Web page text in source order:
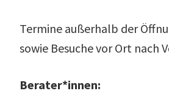
Termine außerhalb der
sowie Besuche vor Ort nach
Berater*innen: